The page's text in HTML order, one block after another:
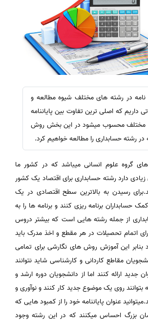
نامه در رشته های مختلف شیوه مطالعه و
داریم که اصلی ترین تفاوت بین پایاننامه
مختلف محسوب میشود در این بخش روش
در رشته حسابداری را مطالعه خواهیم کرد.
گروه علوم انسانی میباشد که در کشور ما
زیادی دارد رشته حسابداری برای اقتصاد یک کشور
رسیدن به بالاترین سطح اقتصادی در یک
حسابداران برنامه ریزی کنند و برنامه ها را به
از جمله رشته هایی است که بیشتر دروس
اتمام تحصیلات در هر مقطع و اخذ مدرک باید
بنابر این آموزش روش های نگارشی برای تمامی
مقاطع کاردانی و کارشناسی شاید نتوانند
جدید ارائه کنند اما از دانشجویان دوره ارشد و
بتوانند روی یک موضوع جدید کار کنند و نوآوری و
عنوان پایاننامه خود را از کمبود هایی که
بزرگ احساس میکنند که در این رشته وجود